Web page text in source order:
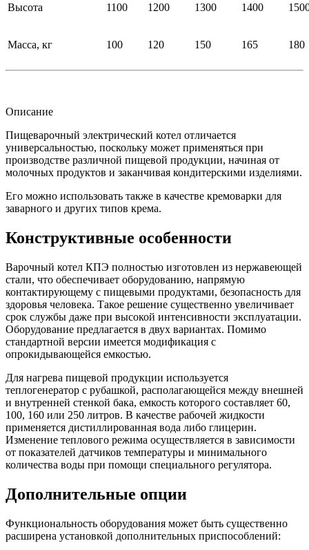
Высота 1100 1200 1300 1400
Масса, кг 100 120 150 165 180
Описание
Пищеварочный электрический котел отличается
универсальностью, поскольку может применяться при
производстве различной пищевой продукции, начиная от
молочных продуктов и заканчивая кондитерскими изделиями.
Его можно использовать также в качестве кремоварки для
заварного и других типов крема.
Конструктивные особенности
Варочный котел КПЭ полностью изготовлен из нержавеющей
стали, что обеспечивает оборудованию, напрямую
контактирующему с пищевыми продуктами, безопасность для
здоровья человека. Такое решение существенно увеличивает
срок службы даже при высокой интенсивности эксплуатации.
Оборудование предлагается в двух вариантах. Помимо
стандартной версии имеется модификация с
опрокидывающейся емкостью.
Для нагрева пищевой продукции используется
теплогенератор с рубашкой, располагающейся между внешней
и внутренней стенкой бака, емкость которого составляет 60,
100, 160 или 250 литров. В качестве рабочей жидкости
применяется дистиллированная вода либо глицерин.
Изменение теплового режима осуществляется в зависимости
от показателей датчиков температуры и минимального
количества воды при помощи специального регулятора.
Дополнительные опции
Функциональность оборудования может быть существенно
расширена установкой дополнительных приспособлений: